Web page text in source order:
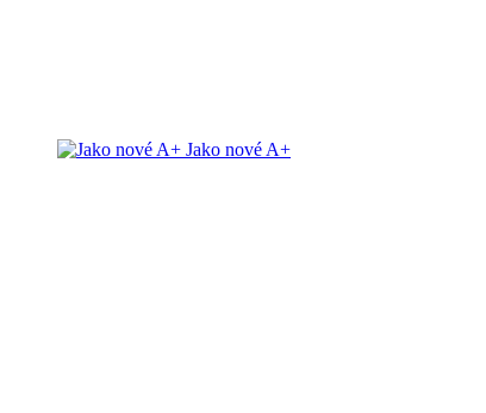
Jako nové A+